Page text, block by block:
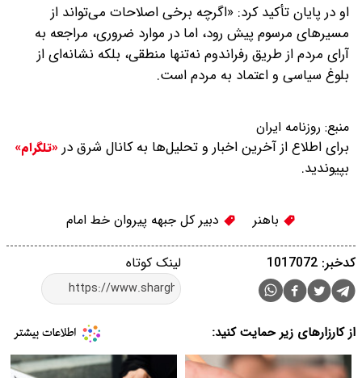
او در پایان تأکید کرد: «اگرچه برخی اصلاحات می‌تواند از
مسیرهای مرسوم پیش رود، اما در موارد ضروری، مراجعه به
آرای مردم از طریق رفراندوم نه‌تنها منطقی، بلکه نشانه‌ای از
بلوغ سیاسی و اعتماد به مردم است.
منبع: روزنامه ایران
برای اطلاع از آخرین اخبار و تحلیل‌ها به کانال شرق در «تلگرام»
بپیوندید.
باهنر دبیر کل جبهه پیروان خط امام
لینک کوتاه کدخبر: 1017072
از کارزارهای زیر حمایت کنید: